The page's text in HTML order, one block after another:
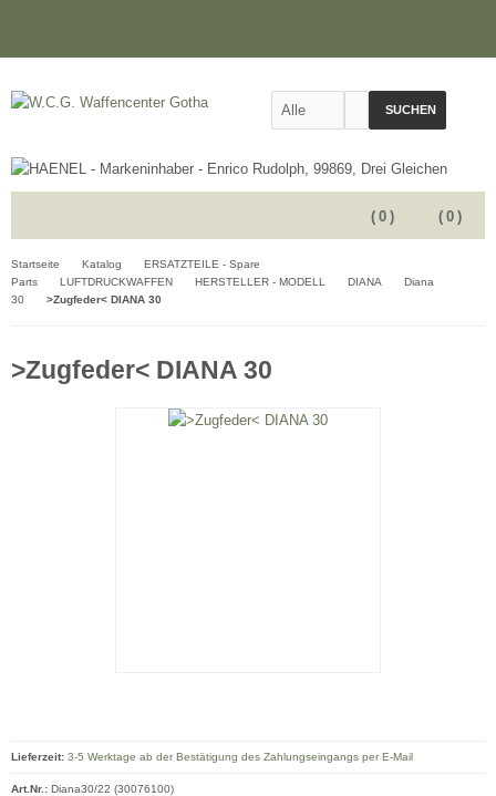
SUCHEN
( 0 )
( 0 )
Startseite Katalog
ERSATZTEILE - Spare
Parts
LUFTDRUCKWAFFEN HERSTELLER - MODELL DIANA
Diana
30
>Zugfeder< DIANA 30
>Zugfeder< DIANA 30
Lieferzeit: 3-5 Werktage ab der Bestätigung des Zahlungseingangs per E-Mail
Art.Nr.: Diana30/22 (30076100)